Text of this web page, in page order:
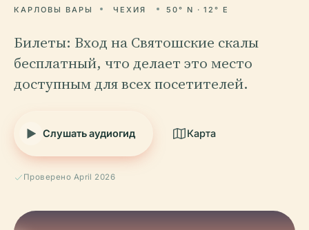
КАРЛОВЫ ВАРЫ ЧЕХИЯ 50° N · 12° E
Билеты: Вход на Святошские скалы
бесплатный, что делает это место
доступным для всех посетителей.
Слушать аудиогид Карта
Проверено April 2026